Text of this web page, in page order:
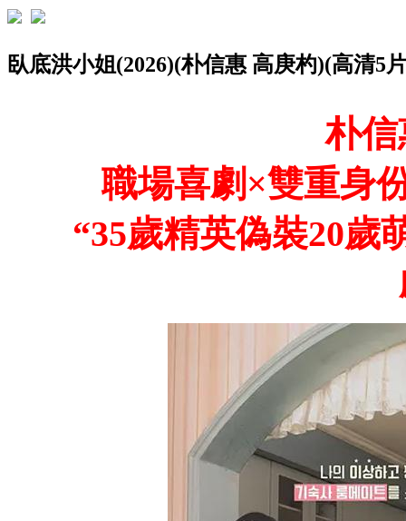
臥底洪小姐(2026)(朴信惠 高庚杓)(高清5
朴
職場喜劇×雙重身
“35歲精英偽裝20歲